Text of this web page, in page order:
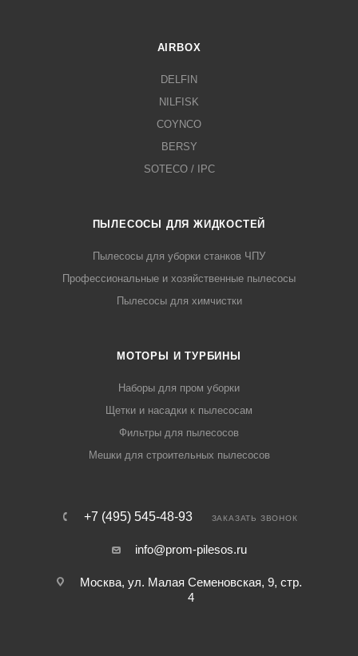
AIRBOX
DELFIN
NILFISK
COYNCO
BERSY
SOTECO / IPC
ПЫЛЕСОСЫ ДЛЯ ЖИДКОСТЕЙ
Пылесосы для уборки станков ЧПУ
Профессиональные и хозяйственные пылесосы
Пылесосы для химчистки
МОТОРЫ И ТУРБИНЫ
Наборы для пром уборки
Щетки и насадки к пылесосам
Фильтры для пылесосов
Мешки для строительных пылесосов
+7 (495) 545-48-93 ЗАКАЗАТЬ ЗВОНОК
info@prom-pilesos.ru
Москва, ул. Малая Семеновская, 9, стр.
4